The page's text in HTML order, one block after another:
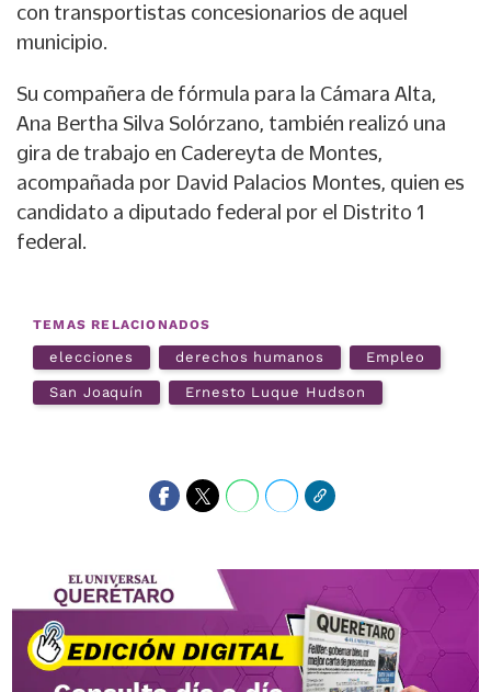
con transportistas concesionarios de aquel
municipio.
Su compañera de fórmula para la Cámara Alta,
Ana Bertha Silva Solórzano, también realizó una
gira de trabajo en Cadereyta de Montes,
acompañada por David Palacios Montes, quien es
candidato a diputado federal por el Distrito 1
federal.
TEMAS RELACIONADOS
elecciones derechos humanos Empleo
San Joaquín Ernesto Luque Hudson